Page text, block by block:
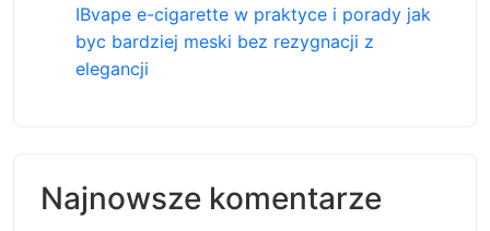
IBvape e-cigarette w praktyce i porady jak
byc bardziej meski bez rezygnacji z
elegancji
Najnowsze komentarze